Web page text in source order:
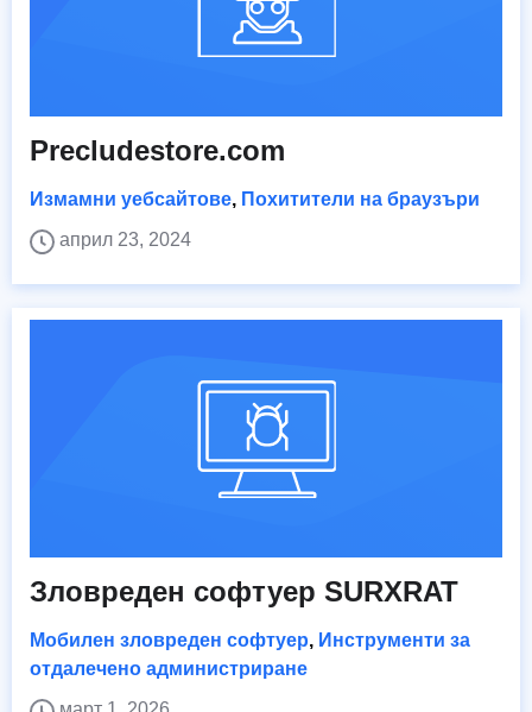
Precludestore.com
Измамни уебсайтове, Похитители на браузъри
април 23, 2024
Зловреден софтуер SURXRAT
Мобилен зловреден софтуер, Инструменти за
отдалечено администриране